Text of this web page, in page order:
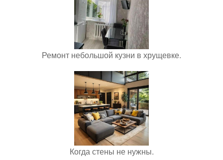
Ремонт небольшой кузни в хрущевке.
Когда стены не нужны.